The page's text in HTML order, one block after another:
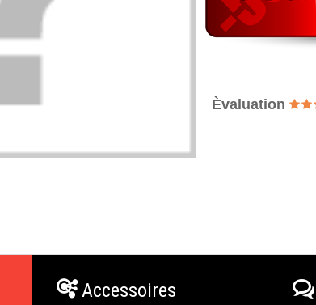
Èvaluation
Accessoires